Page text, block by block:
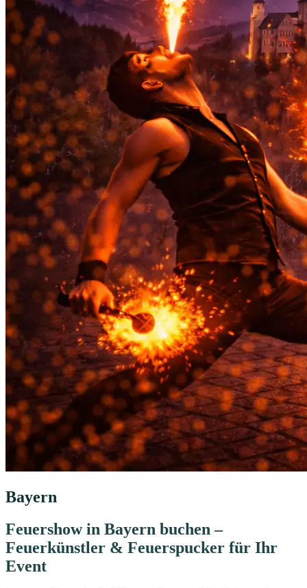
Bayern
Feuershow in Bayern buchen –
Feuerkünstler & Feuerspucker für Ihr
Event